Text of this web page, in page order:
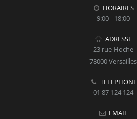
HORAIRES
9:00 - 18:00
ADRESSE
23 rue Hoche
78000 Versailles
TELEPHONE
01 87 124 124
EMAIL